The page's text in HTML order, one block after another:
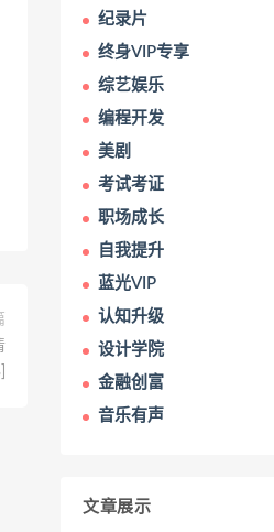
纪录片
终身VIP专享
综艺娱乐
编程开发
美剧
考试考证
职场成长
自我提升
蓝光VIP
认知升级
设计学院
金融创富
音乐有声
文章展示